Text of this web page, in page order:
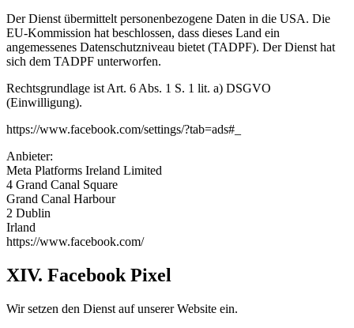
Der Dienst übermittelt personenbezogene Daten in die USA. Die
EU-Kommission hat beschlossen, dass dieses Land ein
angemessenes Datenschutzniveau bietet (TADPF). Der Dienst hat
sich dem TADPF unterworfen.
Rechtsgrundlage ist Art. 6 Abs. 1 S. 1 lit. a) DSGVO
(Einwilligung).
https://www.facebook.com/settings/?tab=ads#_
Anbieter:
Meta Platforms Ireland Limited
4 Grand Canal Square
Grand Canal Harbour
2 Dublin
Irland
https://www.facebook.com/
XIV. Facebook Pixel
Wir setzen den Dienst auf unserer Website ein.